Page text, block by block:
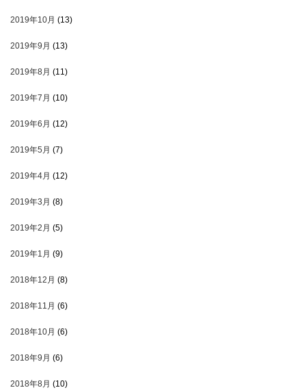
2019年10月 (13)
2019年9月 (13)
2019年8月 (11)
2019年7月 (10)
2019年6月 (12)
2019年5月 (7)
2019年4月 (12)
2019年3月 (8)
2019年2月 (5)
2019年1月 (9)
2018年12月 (8)
2018年11月 (6)
2018年10月 (6)
2018年9月 (6)
2018年8月 (10)